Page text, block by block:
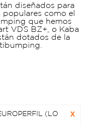
diseñados para
como el
que hemos
VDS BZ+, o Kaba
dotados de la
(LO
X